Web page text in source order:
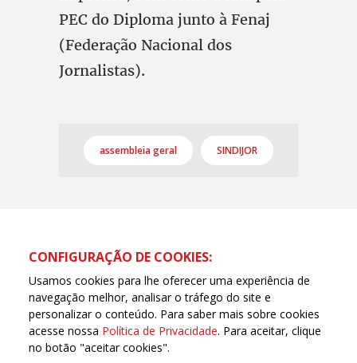
PEC do Diploma junto à Fenaj
(Federação Nacional dos
Jornalistas).
assembleia geral SINDIJOR
CONFIGURAÇÃO DE COOKIES:
Usamos cookies para lhe oferecer uma experiência de
navegação melhor, analisar o tráfego do site e
personalizar o conteúdo. Para saber mais sobre cookies
acesse nossa Política de Privacidade. Para aceitar, clique
no botão "aceitar cookies".